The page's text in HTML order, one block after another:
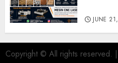
JUNE
Copyright © All rights reserved. |